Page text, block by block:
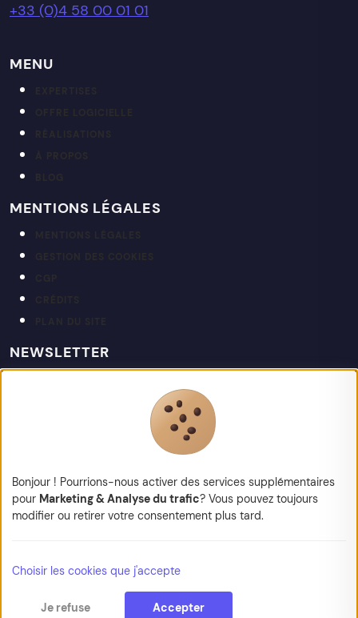
+33 (0)4 58 00 01 01
MENU
MENTIONS LÉGALES
NEWSLETTER
Restez informé de nos actualités et projets.
© 2026 Kapt — Tous droits réservés
Bonjour ! Pourrions-nous activer des services supplémentaires
pour Marketing & Analyse du trafic? Vous pouvez toujours
modifier ou retirer votre consentement plus tard.
Choisir les cookies que j'accepte
Je refuse Accepter